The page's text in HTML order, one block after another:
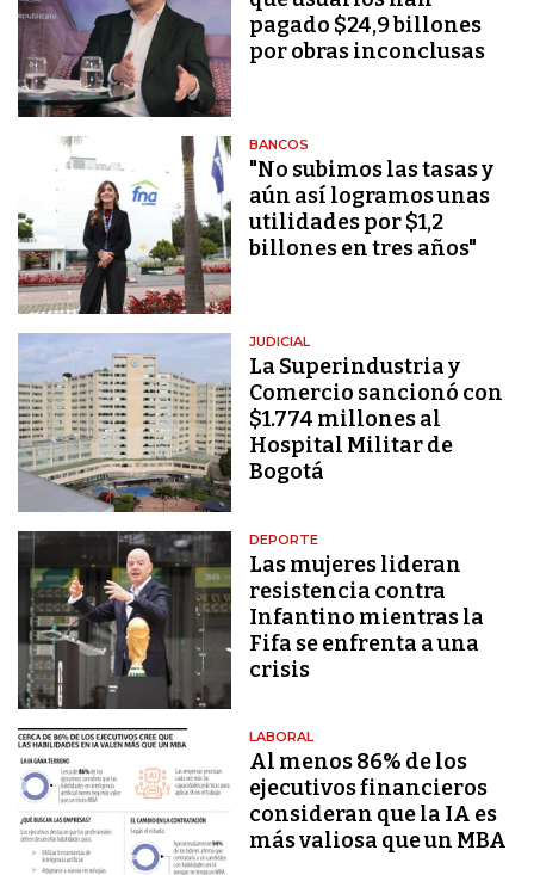
pagado $24,9 billones
por obras inconclusas
BANCOS
"No subimos las tasas y
aún así logramos unas
utilidades por $1,2
billones en tres años"
JUDICIAL
La Superindustria y
Comercio sancionó con
$1.774 millones al
Hospital Militar de
Bogotá
DEPORTE
Las mujeres lideran
resistencia contra
Infantino mientras la
Fifa se enfrenta a una
crisis
LABORAL
Al menos 86% de los
ejecutivos financieros
consideran que la IA es
más valiosa que un MBA